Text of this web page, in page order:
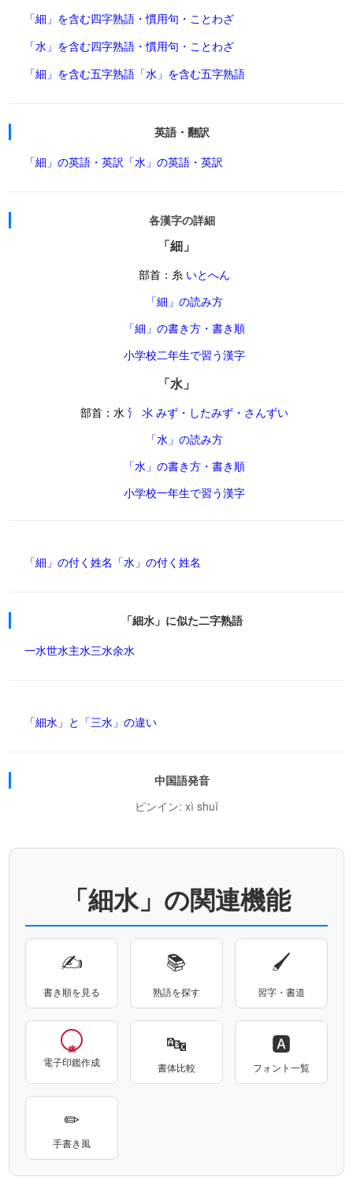
「細」を含む四字熟語・慣用句・ことわざ
「水」を含む四字熟語・慣用句・ことわざ
「細」を含む五字熟語 「水」を含む五字熟語
英語・翻訳
「細」の英語・英訳 「水」の英語・英訳
各漢字の詳細
「細」
部首：糸 いとへん
「細」の読み方
「細」の書き方・書き順
小学校二年生で習う漢字
「水」
部首：水 氵 氺 みず・したみず・さんずい
「水」の読み方
「水」の書き方・書き順
小学校一年生で習う漢字
「細」の付く姓名 「水」の付く姓名
「細水」に似た二字熟語
一水世水主水三水余水
「細水」と「三水」の違い
中国語発音
ピンイン: xì shuǐ
「細水」の関連機能
✍
書き順を見る
📚
熟語を探す
🖌
習字・書道
電子印鑑作成
🔤
書体比較
🅰
フォント一覧
✏
手書き風